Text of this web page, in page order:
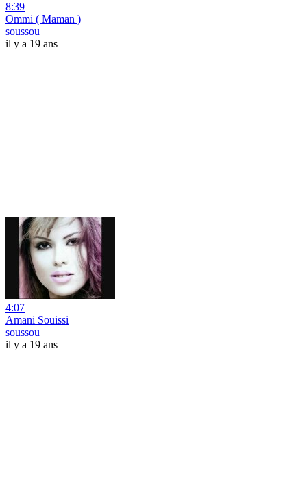
8:39
Ommi ( Maman )
soussou
il y a 19 ans
4:07
Amani Souissi
soussou
il y a 19 ans